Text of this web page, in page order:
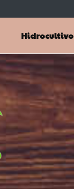
Hidrocultivo